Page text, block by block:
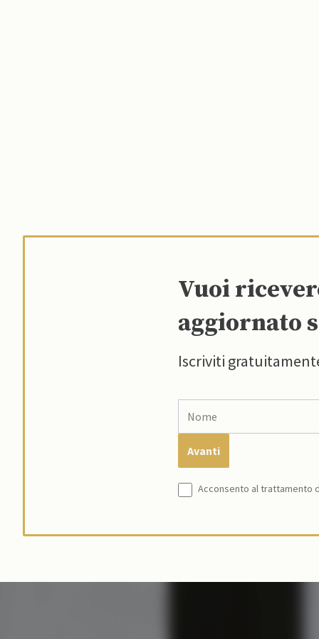
Vuoi
aggiornato
Iscriviti
Acconsento al trattamento